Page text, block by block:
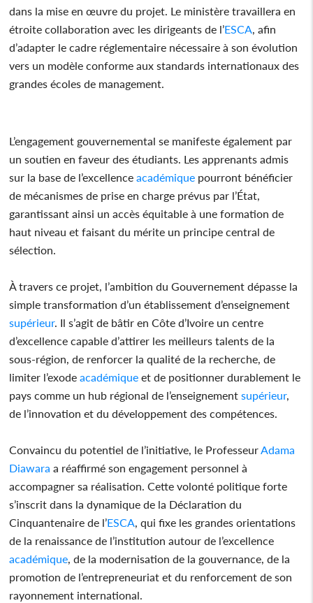
dans la mise en œuvre du projet. Le ministère travaillera en
étroite collaboration avec les dirigeants de l’ESCA, afin
d’adapter le cadre réglementaire nécessaire à son évolution
vers un modèle conforme aux standards internationaux des
grandes écoles de management.
L’engagement gouvernemental se manifeste également par
un soutien en faveur des étudiants. Les apprenants admis
sur la base de l’excellence académique pourront bénéficier
de mécanismes de prise en charge prévus par l’État,
garantissant ainsi un accès équitable à une formation de
haut niveau et faisant du mérite un principe central de
sélection.
À travers ce projet, l’ambition du Gouvernement dépasse la
simple transformation d’un établissement d’enseignement
supérieur. Il s’agit de bâtir en Côte d’Ivoire un centre
d’excellence capable d’attirer les meilleurs talents de la
sous-région, de renforcer la qualité de la recherche, de
limiter l’exode académique et de positionner durablement le
pays comme un hub régional de l’enseignement supérieur,
de l’innovation et du développement des compétences.
Convaincu du potentiel de l’initiative, le ProfesseurAdama
Diawara a réaffirmé son engagement personnel à
accompagner sa réalisation. Cette volonté politique forte
s’inscrit dans la dynamique de la Déclaration du
Cinquantenaire de l’ESCA, qui fixe les grandes orientations
de la renaissance de l’institution autour de l’excellence
académique, de la modernisation de la gouvernance, de la
promotion de l’entrepreneuriat et du renforcement de son
rayonnement international.